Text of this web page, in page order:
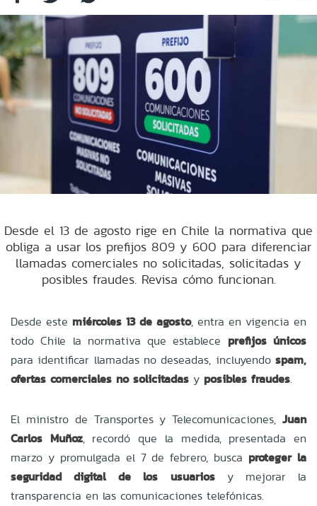
Desde el 13 de agosto rige en Chile la normativa que
obliga a usar los prefijos 809 y 600 para diferenciar
llamadas comerciales no solicitadas, solicitadas y
posibles fraudes. Revisa cómo funcionan.
Desde este miércoles 13 de agosto, entra en vigencia en
todo Chile la normativa que establece prefijos únicos
para identificar llamadas no deseadas, incluyendo spam,
ofertas comerciales no solicitadas y posibles fraudes.
El ministro de Transportes y Telecomunicaciones, Juan
Carlos Muñoz, recordó que la medida, presentada en
marzo y promulgada el 7 de febrero, busca proteger la
seguridad digital de los usuariosy mejorar la
transparencia en las comunicaciones telefónicas.